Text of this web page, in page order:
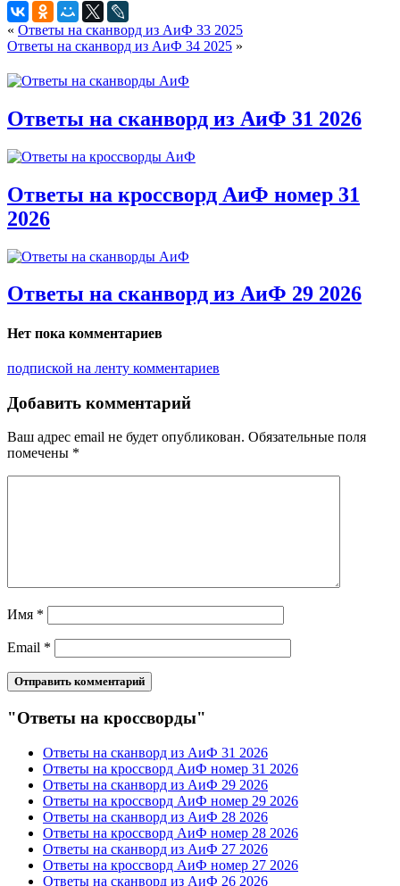
« Ответы на сканворд из АиФ 33 2025
Ответы на сканворд из АиФ 34 2025 »
Ответы на сканворд из АиФ 31 2026
Ответы на кроссворд АиФ номер 31
2026
Ответы на сканворд из АиФ 29 2026
Нет пока комментариев
подпиской на ленту комментариев
Добавить комментарий
Ваш адрес email не будет опубликован. Обязательные поля
помечены *
Имя *
Email *
"Ответы на кроссворды"
Ответы на сканворд из АиФ 31 2026
Ответы на кроссворд АиФ номер 31 2026
Ответы на сканворд из АиФ 29 2026
Ответы на кроссворд АиФ номер 29 2026
Ответы на сканворд из АиФ 28 2026
Ответы на кроссворд АиФ номер 28 2026
Ответы на сканворд из АиФ 27 2026
Ответы на кроссворд АиФ номер 27 2026
Ответы на сканворд из АиФ 26 2026